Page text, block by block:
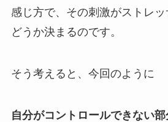
感じ方で、その刺激がストレ
どうか決まるのです。
そう考えると、今回のように
自分がコントロールできない